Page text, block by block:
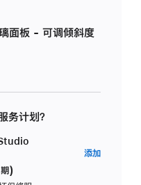
板 - 可调倾斜度
计划？
)
添加